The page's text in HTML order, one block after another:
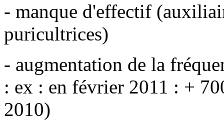
- manque d'effectif
puricultrices)
- augmentation de la
: ex : en février 2011 : +
2010)